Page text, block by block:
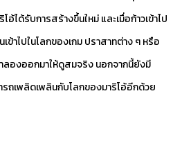
อ้ได้รับการสร้างขึ้นใหม่ และเมื่อก้าวเข้าไป
ข้าไปในโลกของเกม ปราสาทต่าง ๆ หรือ
องออกมาให้ดูสมจริง นอกจากนี้ยังมี
ถเพลิดเพลินกับโลกของมาริโอ้อีกด้วย